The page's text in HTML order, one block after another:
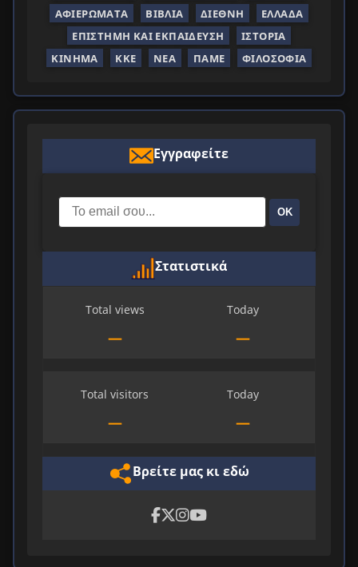
ΑΦΙΕΡΏΜΑΤΑ
ΒΙΒΛΊΑ ΔΙΕΘΝΉ
ΕΛΛΆΔΑ
ΕΠΙΣΤΉΜΗ ΚΑΙ ΕΚΠΑΊΔΕΥΣΗ
ΙΣΤΟΡΊΑ
ΚΊΝΗΜΑ
ΚΚΕ ΝΈΑ ΠΑΜΕ ΦΙΛΟΣΟΦΊΑ
Εγγραφείτε
ΟΚ
Στατιστικά
Total views
—
Today
—
Total visitors
—
Today
—
Βρείτε μας κι εδώ